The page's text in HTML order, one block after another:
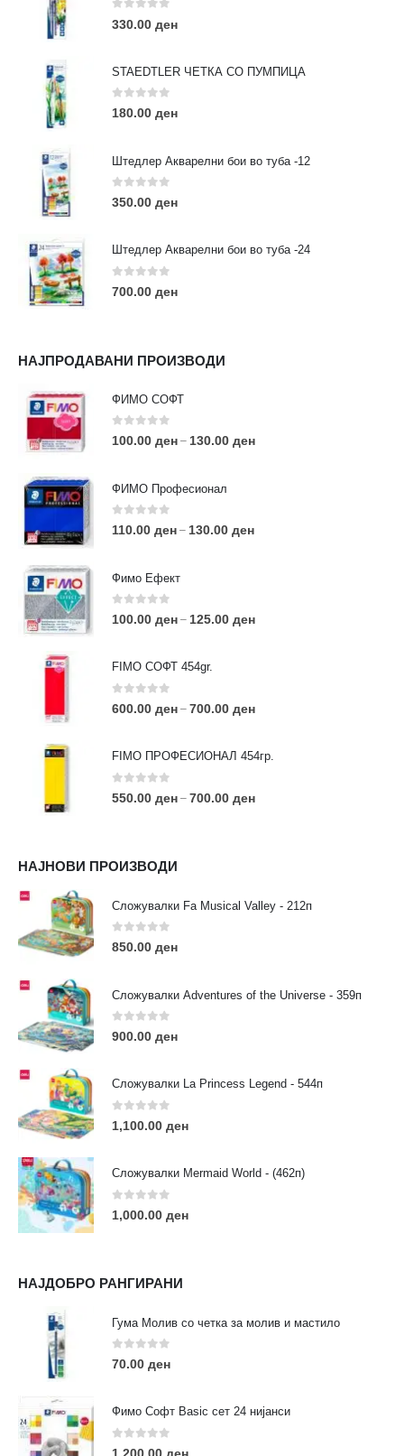
0 out of 5
330.00 ден
STAEDTLER ЧЕТКА СО ПУМПИЦА
0 out of 5
180.00 ден
Штедлер Акварелни бои во туба -12
0out of 5
350.00 ден
Штедлер Акварелни бои во туба -24
0out of 5
700.00 ден
НАЈПРОДАВАНИ ПРОИЗВОДИ
ФИМО СОФТ
0 out of 5
100.00 ден – 130.00 ден
ФИМО Професионал
0out of 5
110.00 ден – 130.00 ден
Фимо Ефект
0 out of 5
100.00 ден – 125.00 ден
FIMO СОФТ 454gr.
0out of 5
600.00 ден – 700.00 ден
FIMO ПРОФЕСИОНАЛ 454гр.
0out of 5
550.00 ден – 700.00 ден
НАЈНОВИ ПРОИЗВОДИ
Сложувалки Fa Musical Valley - 212п
0out of 5
850.00 ден
Сложувалки Adventures of the Universe - 359п
0out of 5
900.00 ден
Сложувалки La Princess Legend - 544п
0 out of 5
1,100.00 ден
Сложувалки Mermaid World - (462п)
0 out of 5
1,000.00 ден
НАЈДОБРО РАНГИРАНИ
Гума Молив со четка за молив и мастило
0out of 5
70.00 ден
Фимо Софт Basic сет 24 нијанси
0 out of 5
АДРЕСА:
ул. 3та Македонска Бригада бр.46
ТЕЛЕФОН:
0038977640534
contact@moehobi.mk
РАБОТНО ВРЕМЕ:
Пон - Саб / 09:00 - 21:00
ЛИНКОВИ
Услови за користење
Големопродажба
Кариера
За нас
Нашите локации
ПОПУЛАРНИ ТАГОВИ
eurodanvest FIMO Креативни Сетови
markers
rapitografi sketch staedtler